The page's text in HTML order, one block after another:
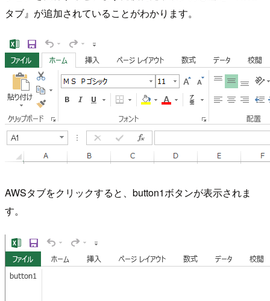
タブ』が追加されていることがわかります。
AWSタブをクリックすると、button1ボタンが表示されま
す。